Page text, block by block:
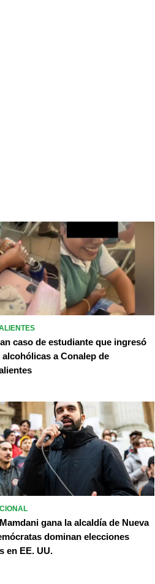
caso de estudiante que ingresó
alcohólicas a Conalep de
gana la alcaldía de Nueva
dominan elecciones
en EE. UU.